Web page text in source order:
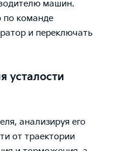
машин.
по команде
и переключать
усталости
анализируя его
от траектории